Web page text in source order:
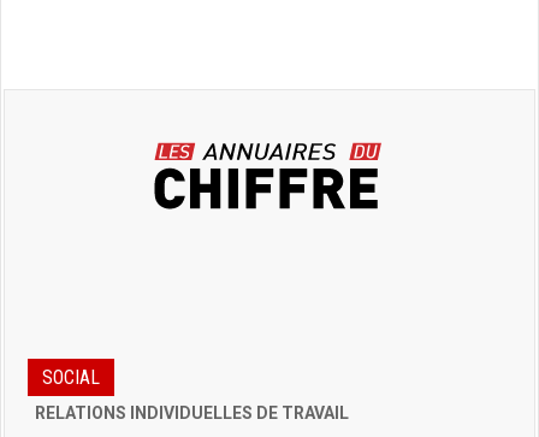
SOCIAL
RELATIONS INDIVIDUELLES DE TRAVAIL